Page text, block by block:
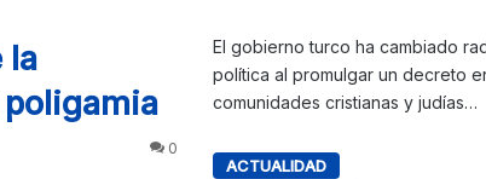
El gobierno turco ha cambiado
política al promulgar un decreto
comunidades cristianas y judías…
la
0
ACTUALIDAD